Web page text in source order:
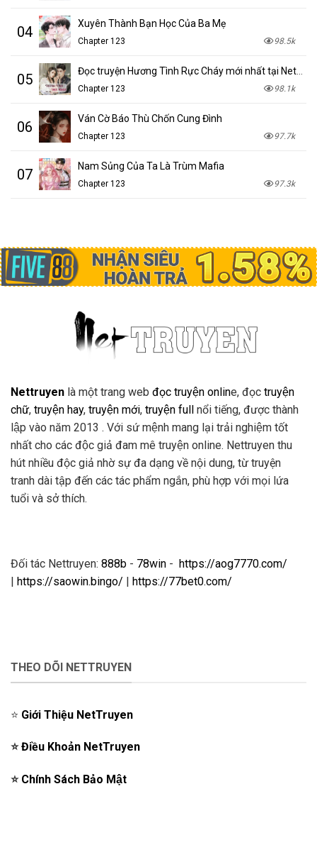
04 Xuyên Thành Bạn Học Của Ba Mẹ
Chapter 123 98.5k
05 Đọc truyện Hương Tình Rực Cháy mới nhất tại NetTruyen
Chapter 123 98.1k
06 Ván Cờ Báo Thù Chốn Cung Đình
Chapter 123 97.7k
07 Nam Sủng Của Ta Là Trùm Mafia
Chapter 123 97.3k
Nettruyen là một trang web đọc truyện online, đọc truyện
chữ, truyện hay, truyện mới, truyện full nổi tiếng, được thành
lập vào năm 2013 . Với sứ mệnh mang lại trải nghiệm tốt
nhất cho các độc giả đam mê truyện online. Nettruyen thu
hút nhiều độc giả nhờ sự đa dạng về nội dung, từ truyện
tranh dài tập đến các tác phẩm ngắn, phù hợp với mọi lứa
tuổi và sở thích.
Đối tác Nettruyen: 888b - 78win - https://aog7770.com/
| https://saowin.bingo/ | https://77bet0.com/
THEO DÕI NETTRUYEN
⭐️ Giới Thiệu NetTruyen
⭐️Điều Khoản NetTruyen
⭐️ Chính Sách Bảo Mật